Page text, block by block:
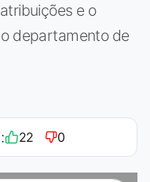
e o
departamento de
22 0